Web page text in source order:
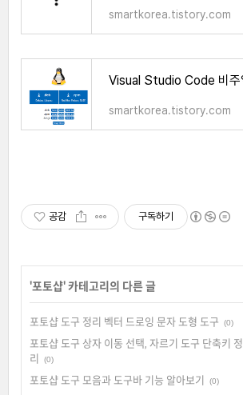
smartkorea.tistory.com
smartkorea.tistory.com
공감 구독하기
'포토샵' 카테고리의 다른 글
포토샵 도구 정리 벡터 드로잉 문자 도형 도구 (0)
포토샵 도구 상자 이동 선택, 자르기 도구 단축키 정
리
(0)
포토샵 도구 모음과 도구바 기능 알아보기 (0)